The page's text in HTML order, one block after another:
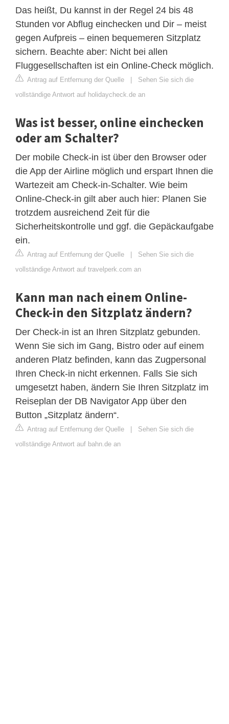
Das heißt, Du kannst in der Regel 24 bis 48
Stunden vor Abflug einchecken und Dir – meist
gegen Aufpreis – einen bequemeren Sitzplatz
sichern. Beachte aber: Nicht bei allen
Fluggesellschaften ist ein Online-Check möglich.
Antrag auf Entfernung der Quelle | Sehen Sie sich die
vollständige Antwort auf holidaycheck.de an
Was ist besser, online einchecken
oder am Schalter?
Der mobile Check-in ist über den Browser oder
die App der Airline möglich und erspart Ihnen die
Wartezeit am Check-in-Schalter. Wie beim
Online-Check-in gilt aber auch hier: Planen Sie
trotzdem ausreichend Zeit für die
Sicherheitskontrolle und ggf. die Gepäckaufgabe
ein.
Antrag auf Entfernung der Quelle | Sehen Sie sich die
vollständige Antwort auf travelperk.com an
Kann man nach einem Online-
Check-in den Sitzplatz ändern?
Der Check-in ist an Ihren Sitzplatz gebunden.
Wenn Sie sich im Gang, Bistro oder auf einem
anderen Platz befinden, kann das Zugpersonal
Ihren Check-in nicht erkennen. Falls Sie sich
umgesetzt haben, ändern Sie Ihren Sitzplatz im
Reiseplan der DB Navigator App über den
Button „Sitzplatz ändern“.
Antrag auf Entfernung der Quelle | Sehen Sie sich die
vollständige Antwort auf bahn.de an